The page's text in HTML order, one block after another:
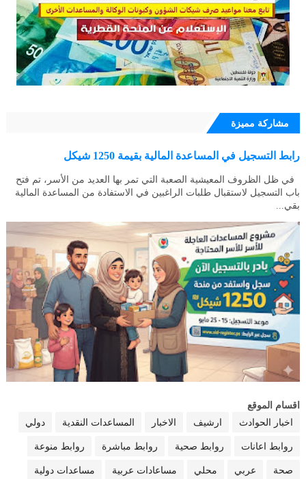
مشاركة مميزة
رابط التسجيل في المساعدة المالية بقيمة 1250 شيكل
في ظل الظروف المعيشية الصعبة التي تمر بها العديد من الأسر، تم فتح
باب التسجيل لاستقبال طلبات الراغبين في الاستفادة من المساعدة المالية
بقي...
اقسام الموقع
اخبار الحوادث
ارشيف الاخبار المساعدات النقدية دولي
روابط اعانات روابط صحية روابط مباشرة روابط منوعة
صحة عربي محلي مساعادات عربية مساعدات دولية